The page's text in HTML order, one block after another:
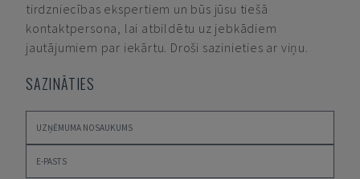
tirdzniecības ekspertiem un būs jūsu tiešā
kontaktpersona, lai atbildētu uz jebkādiem
jautājumiem par iekārtu. Droši sazinieties ar viņu.
SAZINĀTIES